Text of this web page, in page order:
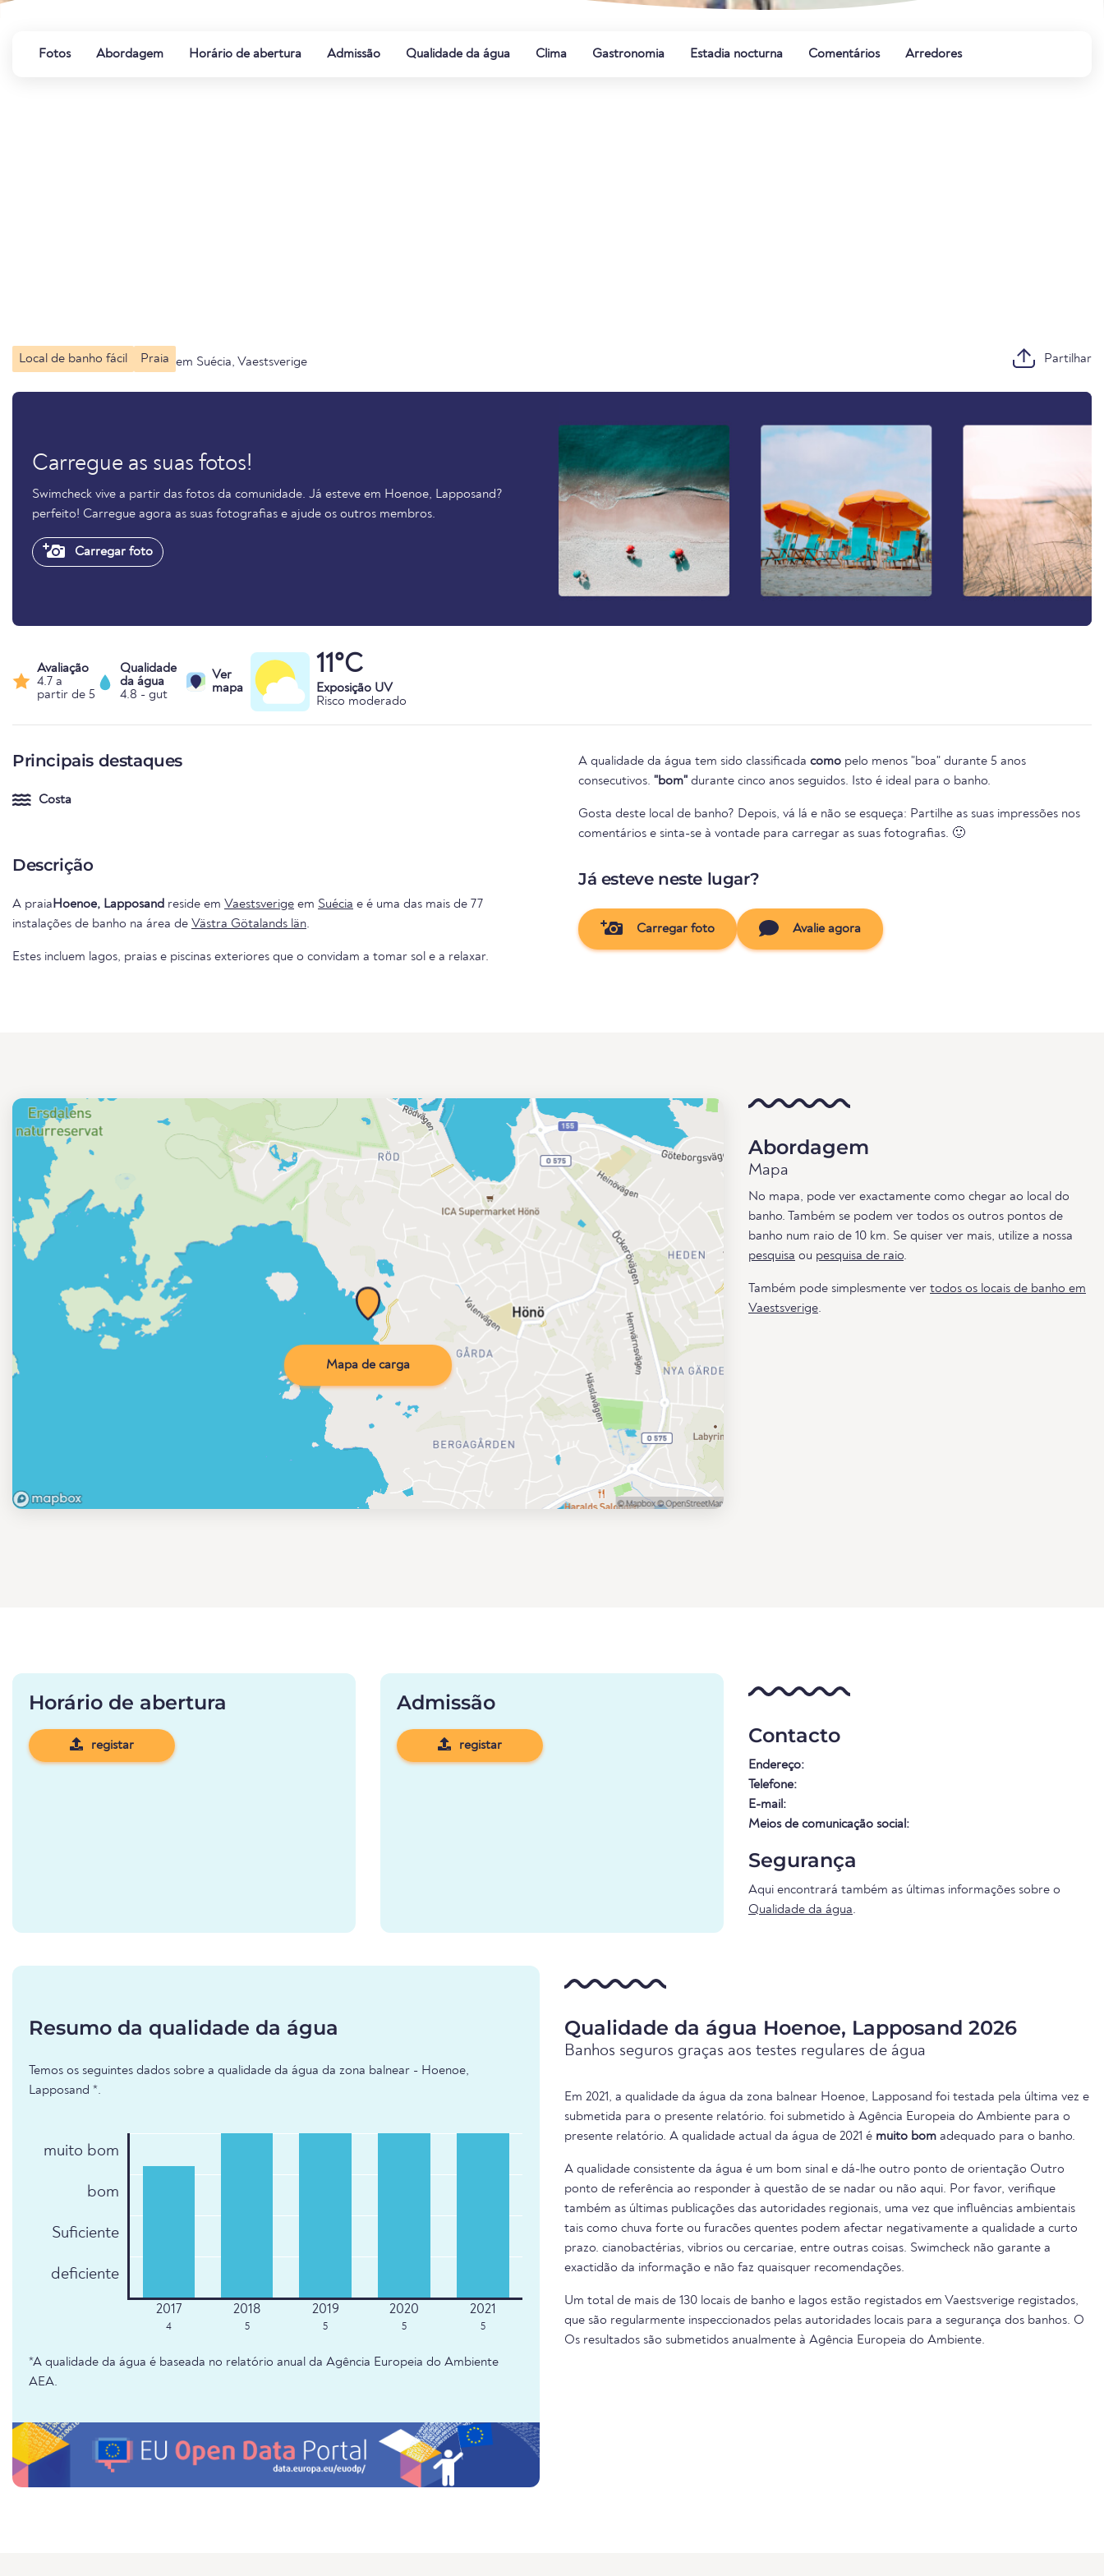
Fotos Abordagem Horário de abertura Admissão Qualidade da água Clima Gastronomia Estadia nocturna Comentários Arredores
Local de banho fácil Praia em Suécia, Vaestsverige Partilhar
Carregue as suas fotos!
Swimcheck vive a partir das fotos da comunidade. Já esteve em Hoenoe, Lapposand?
perfeito! Carregue agora as suas fotografias e ajude os outros membros.
Carregar foto
Avaliação
4.7 a
partir de 5
Qualidade
da água
4.8 - gut
Ver
mapa
11°C
Exposição UV
Risco moderado
Principais destaques
Costa
Descrição
A praia Hoenoe, Lapposand reside em Vaestsverige em Suécia e é uma das mais de 77
instalações de banho na área de Västra Götalands län.
Estes incluem lagos, praias e piscinas exteriores que o convidam a tomar sol e a relaxar.
A qualidade da água tem sido classificada como pelo menos "boa" durante 5 anos
consecutivos. "bom" durante cinco anos seguidos. Isto é ideal para o banho.
Gosta deste local de banho? Depois, vá lá e não se esqueça: Partilhe as suas impressões nos
comentários e sinta-se à vontade para carregar as suas fotografias. 🙂
Já esteve neste lugar?
Carregar foto Avalie agora
Mapa de carga
Abordagem
Mapa
No mapa, pode ver exactamente como chegar ao local do
banho. Também se podem ver todos os outros pontos de
banho num raio de 10 km. Se quiser ver mais, utilize a nossa
pesquisa ou pesquisa de raio.
Também pode simplesmente ver todos os locais de banho em
Vaestsverige.
Horário de abertura
registar
Admissão
registar Contacto
Endereço:
Telefone:
E-mail:
Meios de comunicação social:
Segurança
Aqui encontrará também as últimas informações sobre o
Qualidade da água.
Resumo da qualidade da água
Temos os seguintes dados sobre a qualidade da água da zona balnear - Hoenoe,
Lapposand *.
muito bom
bom
Suficiente
deficiente
4 5 5 5 5
*A qualidade da água é baseada no relatório anual da Agência Europeia do Ambiente
AEA.
Qualidade da água Hoenoe, Lapposand 2026
Banhos seguros graças aos testes regulares de água
Em 2021, a qualidade da água da zona balnear Hoenoe, Lapposand foi testada pela última vez e
submetida para o presente relatório. foi submetido à Agência Europeia do Ambiente para o
presente relatório. A qualidade actual da água de 2021 é muito bom adequado para o banho.
A qualidade consistente da água é um bom sinal e dá-lhe outro ponto de orientação Outro
ponto de referência ao responder à questão de se nadar ou não aqui. Por favor, verifique
também as últimas publicações das autoridades regionais, uma vez que influências ambientais
tais como chuva forte ou furacões quentes podem afectar negativamente a qualidade a curto
prazo. cianobactérias, vibrios ou cercariae, entre outras coisas. Swimcheck não garante a
exactidão da informação e não faz quaisquer recomendações.
Um total de mais de 130 locais de banho e lagos estão registados em Vaestsverige registados,
que são regularmente inspeccionados pelas autoridades locais para a segurança dos banhos. O
Os resultados são submetidos anualmente à Agência Europeia do Ambiente.